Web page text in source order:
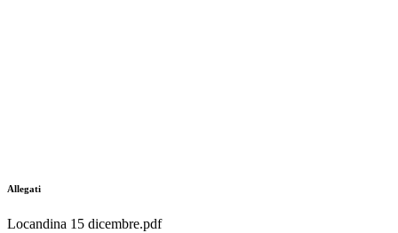
Allegati
Locandina 15 dicembre.pdf